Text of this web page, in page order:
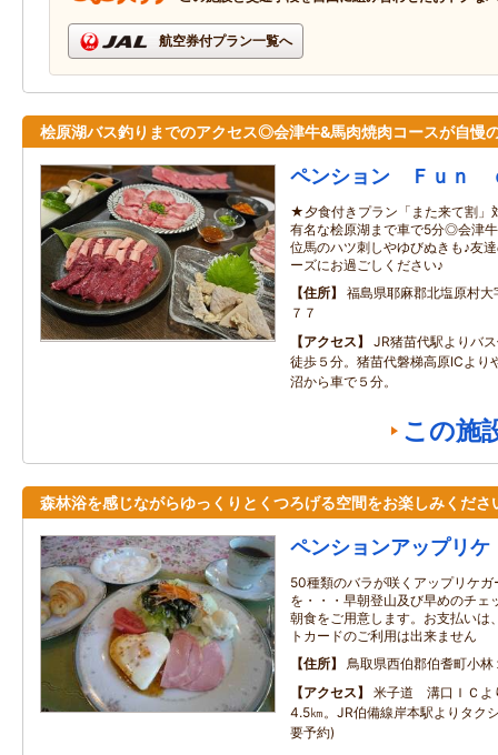
航空券付プラン一覧へ
桧原湖バス釣りまでのアクセス◎会津牛&馬肉焼肉コースが自慢
ペンション Ｆｕｎ
★夕食付きプラン「また来て割
有名な桧原湖まで車で5分◎会津
位馬のハツ刺しやゆびぬきも♪友
ーズにお過ごしください♪
住所
福島県耶麻郡北塩原村
７７
アクセス
JR猪苗代駅よりバ
徒歩５分。猪苗代磐梯高原ICより
沼から車で５分。
この施
森林浴を感じながらゆっくりとくつろげる空間をお楽しみくださ
ペンションアップリケ
50種類のバラが咲くアップリケ
を・・・早朝登山及び早めのチェ
朝食をご用意します。お支払いは
トカードのご利用は出来ません
住所
鳥取県西伯郡伯耆町小林
アクセス
米子道 溝口ＩＣよ
4.5㎞。JR伯備線岸本駅よりタク
要予約)